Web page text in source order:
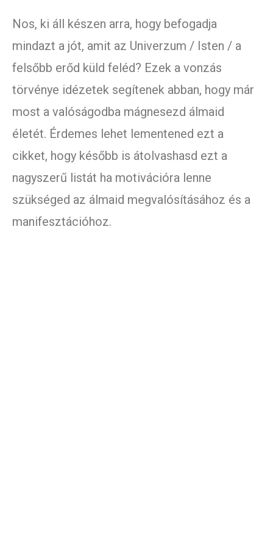
Nos, ki áll készen arra, hogy befogadja
mindazt a jót, amit az Univerzum / Isten / a
felsőbb erőd küld feléd? Ezek a vonzás
törvénye idézetek segítenek abban, hogy már
most a valóságodba mágnesezd álmaid
életét. Érdemes lehet lementened ezt a
cikket, hogy később is átolvashasd ezt a
nagyszerű listát ha motivációra lenne
szükséged az álmaid megvalósításához és a
manifesztációhoz.